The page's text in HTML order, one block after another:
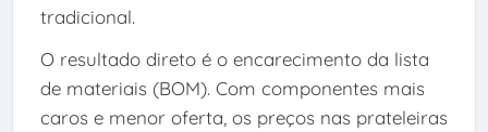
tradicional.
O resultado direto é o encarecimento da lista
de materiais (BOM). Com componentes mais
caros e menor oferta, os preços nas prateleiras